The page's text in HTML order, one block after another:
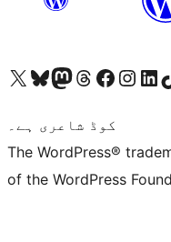
Visit our X (formerly Twitter) account
ہمارے بلیواسکائی اکاؤنٹ پر جائیں
Visit our Mastodon account
ہمارے ٹھریڈز اکاؤنٹ پر جائیں
Visit our Facebook page
Visit ourVisit our
کوڈ شاعری ہے۔
The WordPress®
of the WordPress